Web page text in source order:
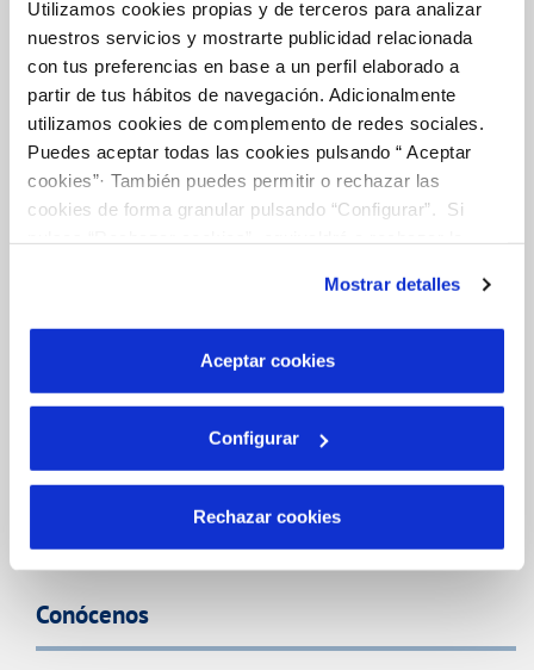
Utilizamos cookies propias y de terceros para analizar
nuestros servicios y mostrarte publicidad relacionada
con tus preferencias en base a un perfil elaborado a
partir de tus hábitos de navegación. Adicionalmente
utilizamos cookies de complemento de redes sociales.
Puedes aceptar todas las cookies pulsando “ Aceptar
cookies”· También puedes permitir o rechazar las
cookies de forma granular pulsando “Configurar”. Si
son indispensables para que el sitio web funcione y que
por tanto no se pueden desactivar. Puedes consultar
más información en nuestraPolítica de Cookies
Mostrar detalles
Aceptar cookies
Configurar
Rechazar cookies
Tu Servicio
FACTURAS Y PRECIOS
ATENCIÓN AL CLIENTE
COMPROMISO DE SERVICIO
NUESTRO PAPEL EN EL CICLO URBANO
CALIDAD
Conócenos